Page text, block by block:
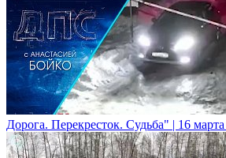
Дорога. Перекресток. Судьба" | 16